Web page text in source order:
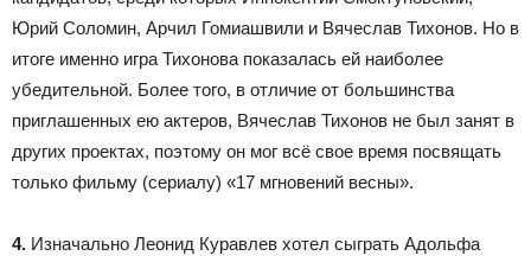
Юрий Соломин, Арчил Гомиашвили и Вячеслав Тихонов. Но в
итоге именно игра Тихонова показалась ей наиболее
убедительной. Более того, в отличие от большинства
приглашенных ею актеров, Вячеслав Тихонов не был занят в
других проектах, поэтому он мог всё свое время посвящать
только фильму (сериалу) «17 мгновений весны».
4. Изначально Леонид Куравлев хотел сыграть Адольфа